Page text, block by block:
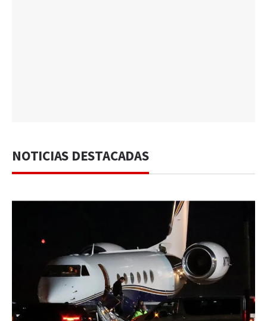
NOTICIAS DESTACADAS